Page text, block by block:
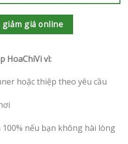
giảm giá online
HoaChiVi vì:
hoặc thiệp theo yêu cầu
nếu bạn không hài lòng